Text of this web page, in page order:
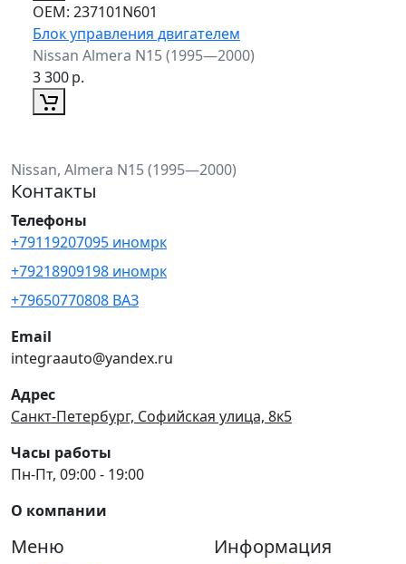
ОЕМ: 237101N601
Блок управления двигателем
Nissan Almera N15 (1995—2000)
3 300р.
Nissan, Almera N15 (1995—2000)
Контакты
Телефоны
+79119207095 иномрк
+79218909198 иномрк
+79650770808 ВАЗ
Email
integraauto@yandex.ru
Адрес
Санкт-Петербург, Софийская улица, 8к5
Часы работы
Пн-Пт, 09:00 - 19:00
О компании
Меню Информация